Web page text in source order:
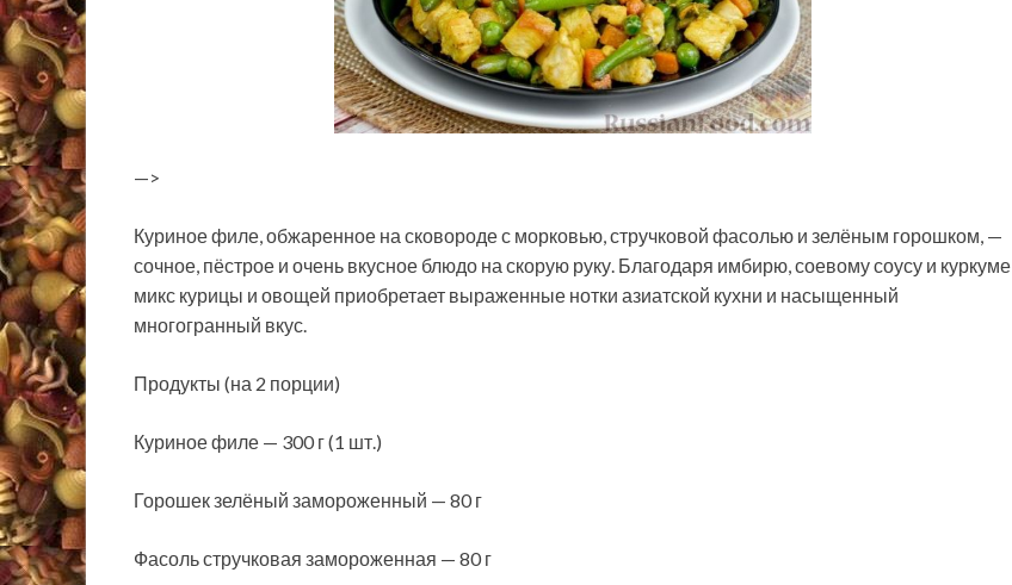
—>
Куриное филе, обжаренное на сковороде с морковью, стручковой фасолью и зелёным горошком, —
сочное, пёстрое и очень вкусное блюдо на скорую руку. Благодаря имбирю, соевому соусу и куркуме
микс курицы и овощей приобретает выраженные нотки азиатской кухни и насыщенный
многогранный вкус.
Продукты (на 2 порции)
Куриное филе — 300 г (1 шт.)
Горошек зелёный замороженный — 80 г
Фасоль стручковая замороженная — 80 г